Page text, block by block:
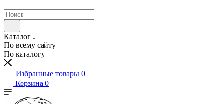
Каталог
По всему сайту
По каталогу
Избранные товары 0
Корзина 0